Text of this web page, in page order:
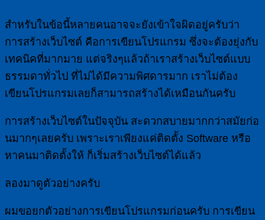
สำหรับในข้อนี้หลายคนอาจจะยังเข้าใจผิดอยู่ครับว่า
การสร้างเว็บไซต์ คือการเขียนโปรแกรม ซึ่งจะต้องยุ่งกับ
เทคนิคที่มากมาย แต่จริงๆแล้วถ้าเราสร้างเว็บไซต์แบบ
ธรรมดาทั่วไป ที่ไม่ได้มีความพิศดารมาก เราไม่ต้อง
เขียนโปรแกรมเลยก็สามารถสร้างได้เหมือนกันครับ
การสร้างเว็บไซต์ในปัจจุบัน สะดวกสบายมากกว่าสมัยก่อ
นมากๆเลยครับ เพราะเราเพียงแค่ติดตั้ง Software หรือ
หาคนมาติดตั้งให้ ก็เริ่มสร้างเว็บไซต์ได้แล้ว
ลองมาดูตัวอย่างครับ
ผมขอยกตัวอย่างการเขียนโปรแกรมก่อนครับ การเขียน